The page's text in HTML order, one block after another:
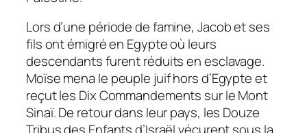
Lors d’une période de famine, Jacob et ses
fils ont émigré en Egypte où leurs
descendants furent réduits en esclavage.
Moïse mena le peuple juif hors d’Egypte et
reçut les Dix Commandements sur le Mont
Sinaï. De retour dans leur pays, les Douze